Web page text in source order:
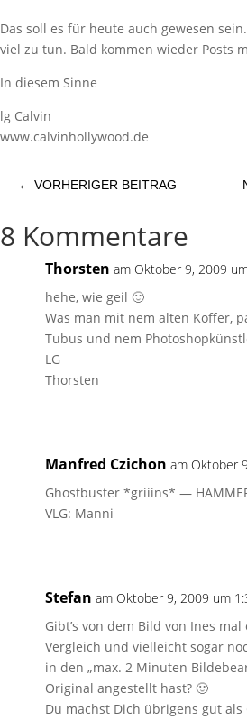
Das soll es für heute auch gewesen
viel zu tun. Bald kommen wieder Posts
In diesem Sinne
lg Calvin
www.calvinhollywood.de
← VORHERIGER BEITRAG
8 Kommentare
Thorsten am Oktober 9, 2009
hehe, wie geil 🙂
Was man mit nem alten Koffer,
Tubus und nem
LG
Thorsten
Manfred Czichon am Oktober
Ghostbuster *griiins* —
VLG: Manni
Stefan am Oktober 9, 2009 um
Gibt’s von dem Bild von Ines
Vergleich und vielleicht sogar
in den „max. 2 Minuten
Original angestellt hast? 🙂
Du machst Dich übrigens gut